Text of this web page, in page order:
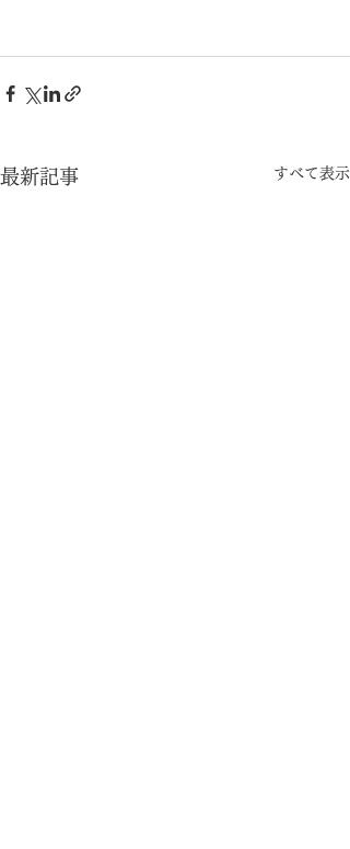
最新記事 すべて表示